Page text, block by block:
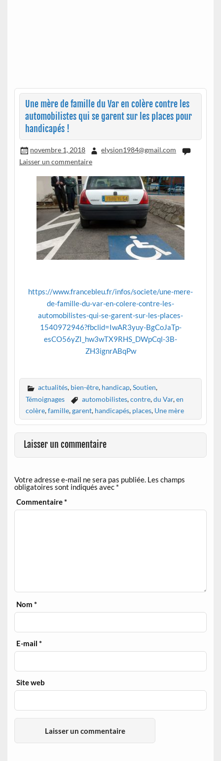
Une mère de famille du Var en colère contre les
automobilistes qui se garent sur les places pour
handicapés !
novembre 1, 2018
elysion1984@gmail.com
Laisser un commentaire
https://www.francebleu.fr/infos/societe/une-mere-
de-famille-du-var-en-colere-contre-les-
automobilistes-qui-se-garent-sur-les-places-
1540972946?fbclid=IwAR3yuy-BgCoJaTp-
esCO56yZI_hw3wTX9RHS_DWpCql-3B-
ZH3ignrABqPw
actualités, bien-être, handicap,Soutien,
Témoignages
automobilistes,contre,du Var,en
colère,famille,garent, handicapés, places, Une mère
Laisser un commentaire
Votre adresse e-mail ne sera pas publiée. Les champs
obligatoires sont indiqués avec *
Commentaire*
Nom*
E-mail*
Site web